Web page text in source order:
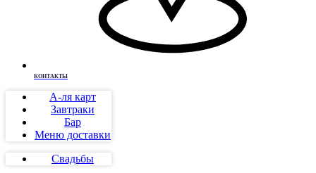
КОНТАКТЫ
А-ля карт
Завтраки
Бар
Меню доставки
Свадьбы